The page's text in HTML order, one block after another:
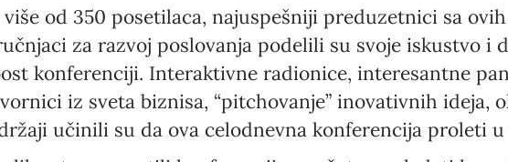
više od 350 posetilaca, najuspešniji preduzetnici sa
za razvoj poslovanja podelili su svoje iskustvo i
konferenciji. Interaktivne radionice, interesantne
iz sveta biznisa, “pitchovanje” inovativnih
učinili su da ova celodnevna konferencija proleti